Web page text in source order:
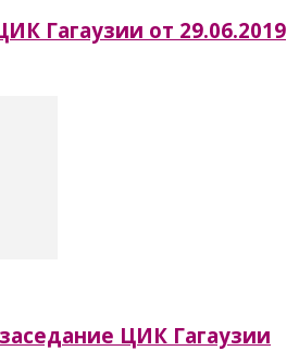
Гагаузии от 29.06.2019
ЦИК Гагаузии